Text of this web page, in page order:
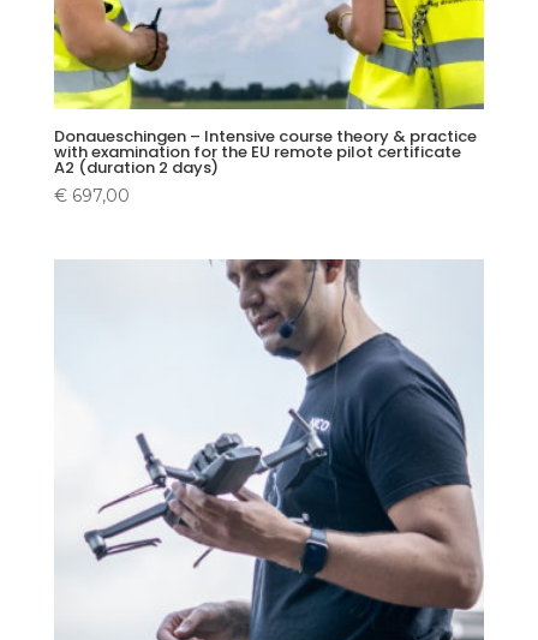
Donaueschingen – Intensive course theory & practice
with examination for the EU remote pilot certificate
A2 (duration 2 days)
€697,00